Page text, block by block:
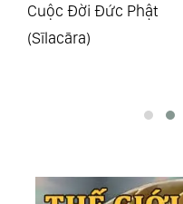
Cuộc Đời Đức Phật
(Sīlacāra)